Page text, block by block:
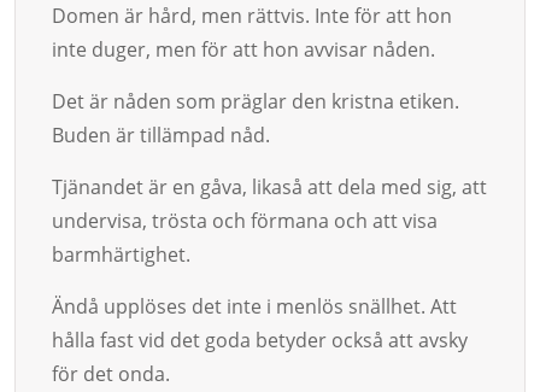
Domen är hård, men rättvis. Inte för att hon
inte duger, men för att hon av­visar nåden.
Det är nåden som präglar den kristna etiken.
Buden är tillämpad nåd.
Tjänandet är en gåva, likaså att dela med sig, att
undervisa, trös­ta och förmana och att visa
barmhärtighet.
Ändå upplöses det inte i menlös snällhet. Att
hålla fast vid det go­da betyder också att avsky
för det onda.